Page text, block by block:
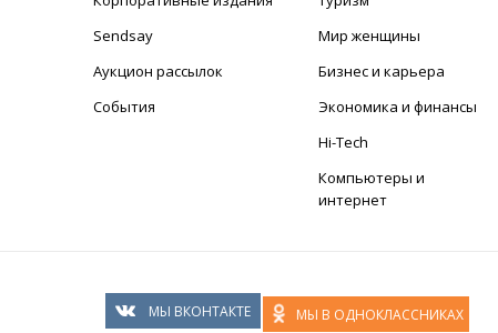
Sendsay
Аукцион рассылок
События
Мир женщины
Бизнес и карьера
Экономика и финансы
Hi-Tech
Компьютеры и
интернет
МЫ ВКОНТАКТЕ МЫ В ОДНОКЛАССНИКАХ